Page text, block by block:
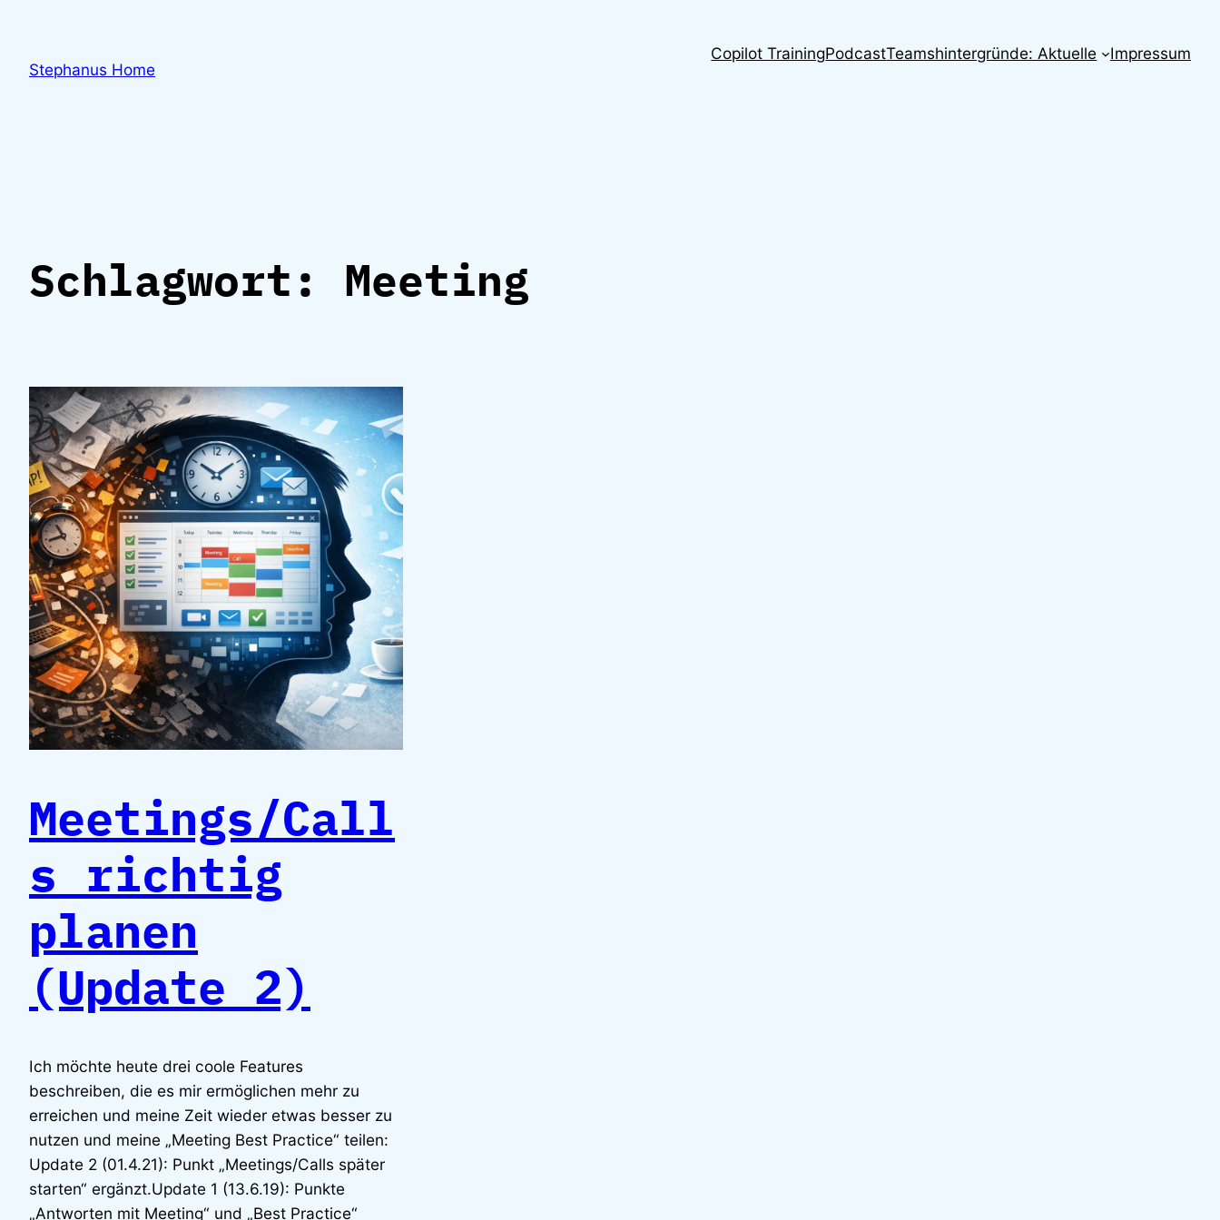
springenStephanus Home
Copilot TrainingPodcastTeamshintergründe: Aktuelle Impressum
Schlagwort: Meeting
Meetings/Call
s richtig
planen
(Update 2)
Ich möchte heute drei coole Features
beschreiben, die es mir ermöglichen mehr zu
erreichen und meine Zeit wieder etwas besser zu
nutzen und meine „Meeting Best Practice“ teilen:
Update 2 (01.4.21): Punkt „Meetings/Calls später
starten“ ergänzt.Update 1 (13.6.19): Punkte
„Antworten mit Meeting“ und „Best Practice“